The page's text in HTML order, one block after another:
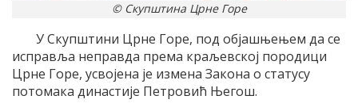
© Скупштина Црне Горе
У Скупштини Црне Горе, под објашњењем да се
исправља неправда према краљевској породици
Црне Горе, усвојена је измена Закона о статусу
потомака династије Петровић Његош.